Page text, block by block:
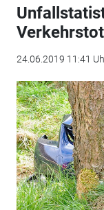
24.06.2019 11:41